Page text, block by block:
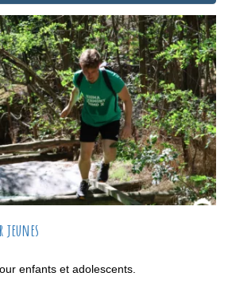
jeunes
enfants et adolescents.